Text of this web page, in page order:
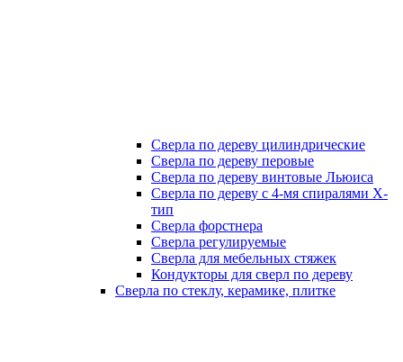
Сверла по дереву цилиндрические
Сверла по дереву перовые
Сверла по дереву винтовые Льюиса
Сверла по дереву с 4-мя спиралями Х-
тип
Сверла форстнера
Сверла регулируемые
Сверла для мебельных стяжек
Кондукторы для сверл по дереву
Сверла по стеклу, керамике, плитке